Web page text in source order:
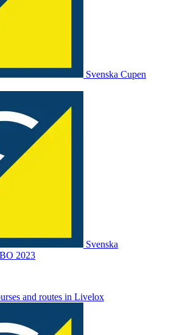
Svenska Cupen
Svenska
2023
and routes in Livelox